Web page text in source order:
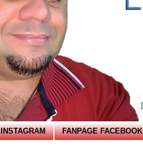
INSTAGRAM FANPAGE FACEBOOK